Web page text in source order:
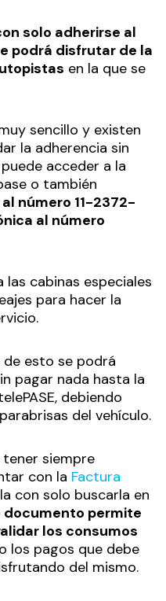
solo adherirse al
podrá disfrutar de la
en la que se
sencillo y existen
la adherencia sin
acceder a la
o también
número 11-2372-
al número
cabinas especiales
para hacer la
de esto se podrá
pagar nada hasta la
debiendo
del vehículo.
siempre
con la Factura
con solo buscarla en
documento permite
los consumos
los pagos que debe
del mismo.